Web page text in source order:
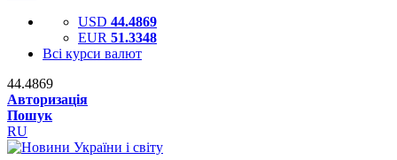
USD 44.4869
EUR 51.3348
Всі курси валют
44.4869
Авторизація
Пошук
RU